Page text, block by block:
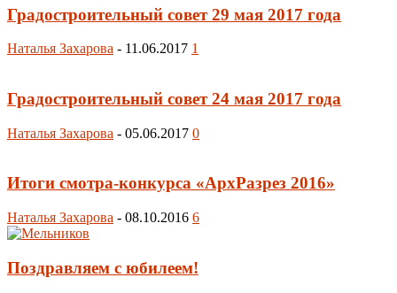
Градостроительный совет 29 мая 2017 года
Наталья Захарова - 11.06.2017 1
Градостроительный совет 24 мая 2017 года
Наталья Захарова - 05.06.2017 0
Итоги смотра-конкурса «АрхРазрез 2016»
Наталья Захарова - 08.10.2016 6
Поздравляем с юбилеем!